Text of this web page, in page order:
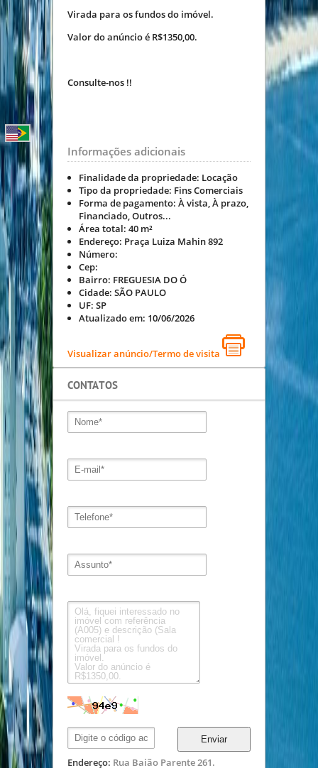
Virada para os fundos do imóvel.
Valor do anúncio é R$1350,00.
Consulte-nos !!
Informações adicionais
Finalidade da propriedade: Locação
Tipo da propriedade: Fins Comerciais
Forma de pagamento: À vista, À prazo,
Financiado, Outros...
Área total: 40 m²
Endereço: Praça Luiza Mahin 892
Número:
Cep:
Bairro: FREGUESIA DO Ó
Cidade: SÃO PAULO
UF: SP
Atualizado em: 10/06/2026
Visualizar anúncio/Termo de visita
CONTATOS
Enviar
Endereço: Rua Baião Parente 261.